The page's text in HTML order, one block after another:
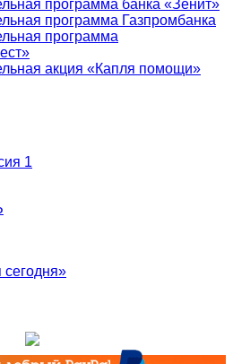
программа банка «Зенит»
программа Газпромбанка
программа
акция «Капля помощи»
1